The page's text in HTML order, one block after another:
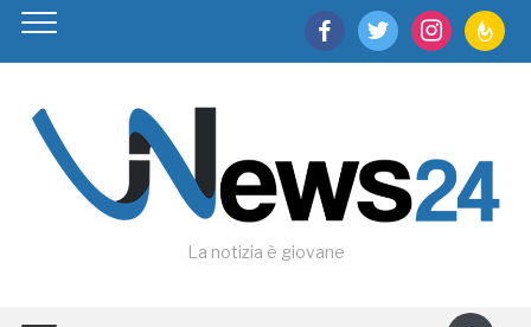
facebooktwitter instagram
La notizia è giovane